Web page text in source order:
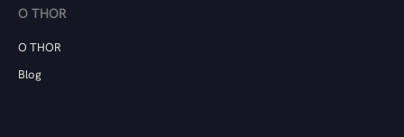
O THOR
O THOR
Blog